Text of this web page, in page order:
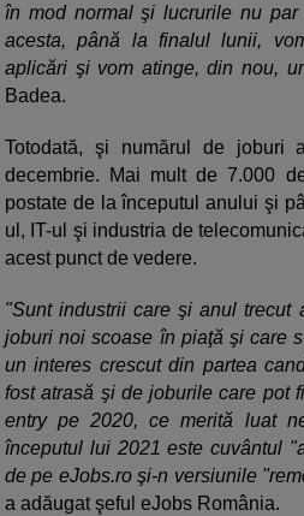
în mod normal şi lucrurile nu
acesta, până la finalul lunii,
aplicări şi vom atinge, din nou,
Badea.
Totodată, şi numărul de joburi
decembrie. Mai mult de 7.000
postate de la începutul anului şi
ul, IT-ul şi industria de
acest punct de vedere.
"Sunt industrii care şi anul trecut
joburi noi scoase în piaţă şi care
un interes crescut din partea
fost atrasă şi de joburile care pot
entry pe 2020, ce merită luat
începutul lui 2021 este cuvântul
de pe eJobs.ro şi-n versiunile
a adăugat şeful eJobs România.